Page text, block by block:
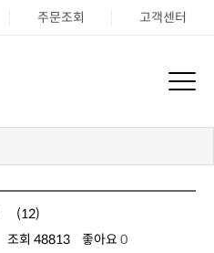
주문조회 고객센터
(12)
조회 48813 좋아요 0